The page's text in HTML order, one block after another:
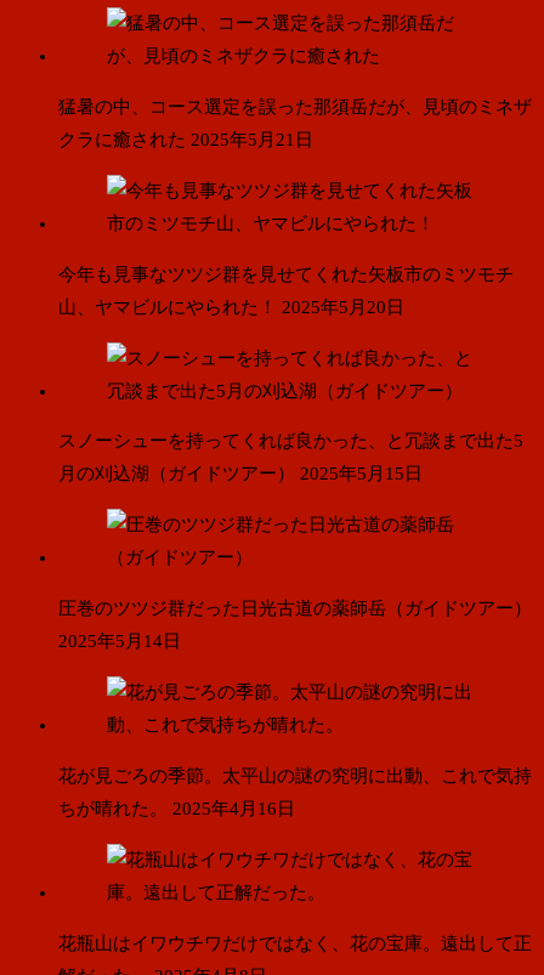
猛暑の中、コース選定を誤った那須岳だが、見頃のミネザ
クラに癒された 2025年5月21日
今年も見事なツツジ群を見せてくれた矢板市のミツモチ
山、ヤマビルにやられた！
2025年5月20日
スノーシューを持ってくれば良かった、と冗談まで出た5
月の刈込湖（ガイドツアー）
2025年5月15日
圧巻のツツジ群だった日光古道の薬師岳（ガイドツアー）
2025年5月14日
花が見ごろの季節。太平山の謎の究明に出動、これで気持
ちが晴れた。
2025年4月16日
花瓶山はイワウチワだけではなく、花の宝庫。遠出して正